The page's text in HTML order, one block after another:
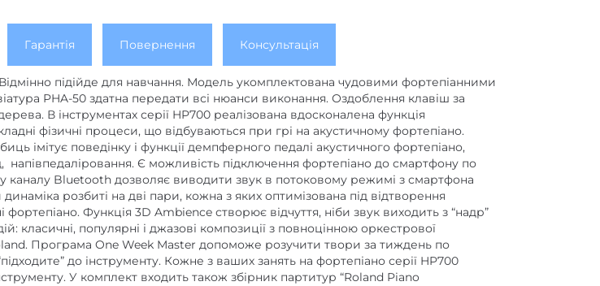
Гарантія Повернення Консультація
підійде для навчання. Модель укомплектована чудовими фортепіанними
PHA-50 здатна передати всі нюанси виконання. Оздоблення клавіш за
В інструментах серії HP700 реалізована вдосконалена функція
фізичні процеси, що відбуваються при грі на акустичному фортепіано.
імітує поведінку і функції демпферного педалі акустичного фортепіано,
Є можливість підключення фортепіано до смартфону по
каналу Bluetooth дозволяє виводити звук в потоковому режимі з смартфона
розбиті на дві пари, кожна з яких оптимізована під відтворення
Функція 3D Ambience створює відчуття, ніби звук виходить з “надр”
класичні, популярні і джазові композиції з повноцінною оркестрової
Програма One Week Master допоможе розучити твори за тиждень по
до інструменту. Кожне з ваших занять на фортепіано серії HP700
У комплект входить також збірник партитур “Roland Piano